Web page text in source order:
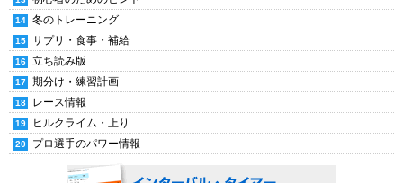
冬のトレーニング
サプリ・食事・補給
立ち読み版
期分け・練習計画
レース情報
ヒルクライム・上り
プロ選手のパワー情報